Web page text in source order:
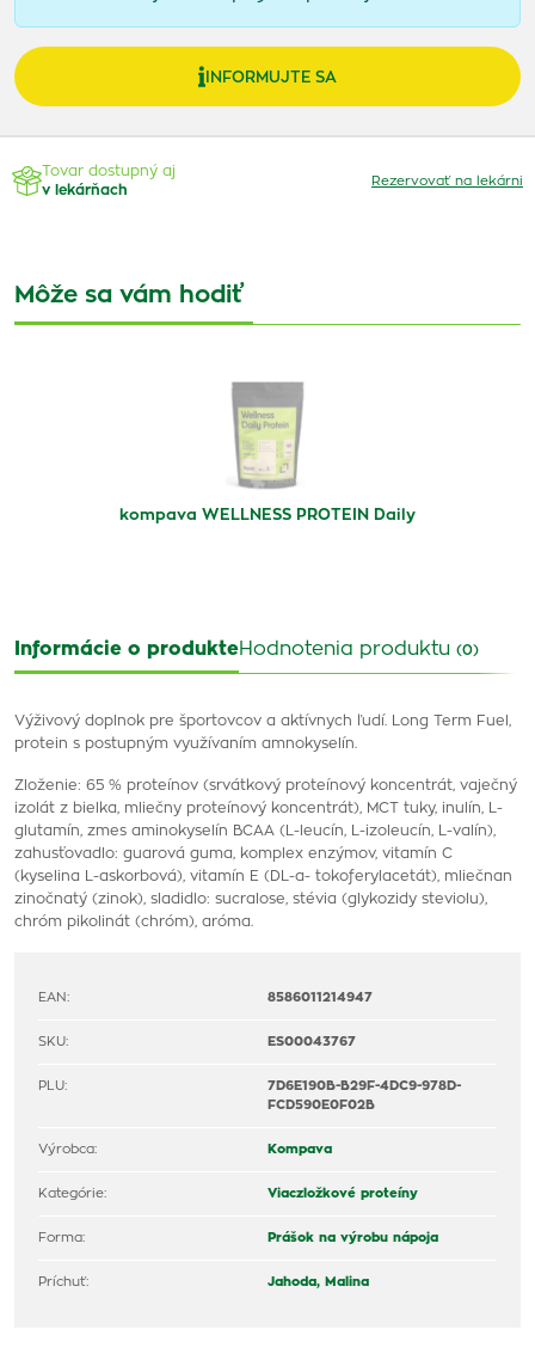
INFORMUJTE SA
Tovar dostupný aj
v lekárňach
Rezervovať na lekárni
Môže sa vám hodiť
kompava WELLNESS PROTEIN Daily
Informácie o produkteHodnotenia produktu (0)
Výživový doplnok pre športovcov a aktívnych ľudí. Long Term Fuel,
protein s postupným využívaním amnokyselín.
Zloženie: 65 % proteínov (srvátkový proteínový koncentrát, vaječný
izolát z bielka, mliečny proteínový koncentrát), MCT tuky, inulín, L-
glutamín, zmes aminokyselín BCAA (L-leucín, L-izoleucín, L-valín),
zahusťovadlo: guarová guma, komplex enzýmov, vitamín C
(kyselina L-askorbová), vitamín E (DL-α- tokoferylacetát), mliečnan
zinočnatý (zinok), sladidlo: sucralose, stévia (glykozidy steviolu),
chróm pikolinát (chróm), aróma.
EAN: 8586011214947
SKU: ES00043767
PLU:
7D6E190B-B29F-4DC9-978D-
FCD590E0F02B
Výrobca: Kompava
Kategórie: Viaczložkové proteíny
Forma: Prášok na výrobu nápoja
Príchuť: Jahoda, Malina